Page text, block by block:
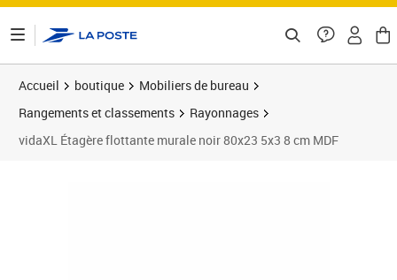
Accueil boutique
Mobiliers de bureau
Rangements et classements
Rayonnages
vidaXL Étagère flottante murale noir 80x23 5x3 8 cm MDF